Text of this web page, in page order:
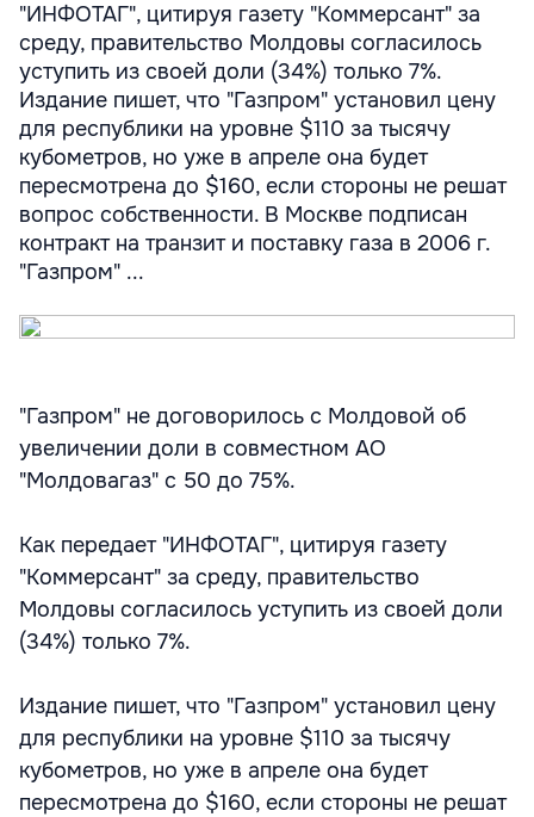
"ИНФОТАГ", цитируя газету "Коммерсант" за
среду, правительство Молдовы согласилось
уступить из своей доли (34%) только 7%.
Издание пишет, что "Газпром" установил цену
для республики на уровне $110 за тысячу
кубометров, но уже в апреле она будет
пересмотрена до $160, если стороны не решат
вопрос собственности. В Москве подписан
контракт на транзит и поставку газа в 2006 г.
"Газпром" ...
"Газпром" не договорилось с Молдовой об
увеличении доли в совместном АО
"Молдовагаз" с 50 до 75%.
Как передает "ИНФОТАГ", цитируя газету
"Коммерсант" за среду, правительство
Молдовы согласилось уступить из своей доли
(34%) только 7%.
Издание пишет, что "Газпром" установил цену
для республики на уровне $110 за тысячу
кубометров, но уже в апреле она будет
пересмотрена до $160, если стороны не решат